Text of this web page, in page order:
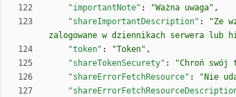
"importantNote" : "Ważna uwaga" ,
"shareImportantDescription" :
"Ze
zalogowane w dziennikach serwera
"token" : "Token" ,
"shareTokenSecurety" : "Chroń
"shareErrorFetchResource" : "Nie